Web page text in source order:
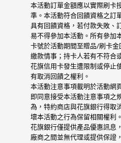
本活動訂單金額應以實際刷卡
準。本活動符合回饋資格之訂
具有回饋資格，若付款失敗、
易不得參加本活動。所有參加
卡號於活動期間至贈品/刷卡
繳款情事；持卡人若有不符合
花旗信用卡發生遭限制或停止
有取消回饋之權利。
本活動注意事項載明於活動網
即同意接受本活動注意事項之
為，特約商店與花旗銀行得取
壞本活動之行為保留相關權利。
花旗銀行僅提供產品優惠訊息
廠商之間並無代理或提供保證